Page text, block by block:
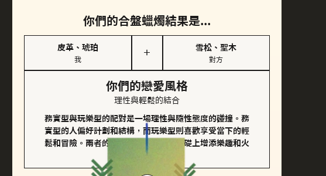
你們的合盤蠟燭結果是...
皮革、琥珀
我
＋
雪松、聖木
對方
你們的戀愛風格
理性與輕鬆的結合
務實型與玩樂型的配對是一場理性與隨性態度的碰撞。務
實型的人偏好計劃和結構，而玩樂型則喜歡享受當下的輕
鬆和冒險。兩者的關係能夠在穩定的基礎上增添樂趣和火
花。